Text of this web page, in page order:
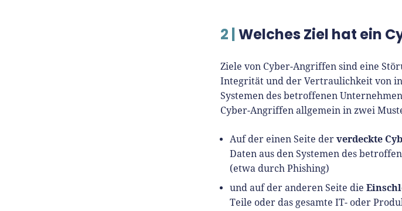
2 |Welches Ziel hat ein
Ziele von Cyber-Angriffen sind eine
Integrität und der Vertraulichkeit von
Systemen des betroffenen
Cyber-Angriffen allgemein in zwei
Auf der einen Seite der verdeckte
Daten aus den Systemen des
(etwa durch Phishing)
und auf der anderen Seite die
Teile oder das gesamte IT- oder